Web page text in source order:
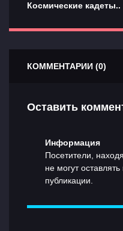
Космические кадеты..
КОММЕНТАРИИ (0)
Оставить
Информация
Посетители,
не могут
публикации.